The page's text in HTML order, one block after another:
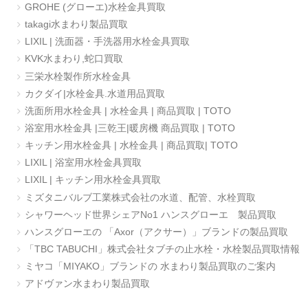
GROHE (グローエ)水栓金具買取
takagi水まわり製品買取
LIXIL | 洗面器・手洗器用水栓金具買取
KVK水まわり,蛇口買取
三栄水栓製作所水栓金具
カクダイ|水栓金具.水道用品買取
洗面所用水栓金具 | 水栓金具 | 商品買取 | TOTO
浴室用水栓金具 |三乾王|暖房機 商品買取 | TOTO
キッチン用水栓金具 | 水栓金具 | 商品買取| TOTO
LIXIL | 浴室用水栓金具買取
LIXIL | キッチン用水栓金具買取
ミズタニバルブ工業株式会社の水道、配管、水栓買取
シャワーヘッド世界シェアNo1 ハンスグローエ 製品買取
ハンスグローエの 「Axor（アクサー）」ブランドの製品買取
「TBC TABUCHI」株式会社タブチの止水栓・水栓製品買取情報
ミヤコ「MIYAKO」ブランドの 水まわり製品買取のご案内
アドヴァン水まわり製品買取